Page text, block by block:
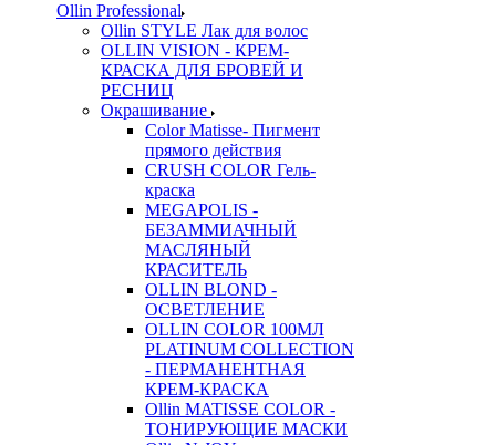
Ollin Professional
Ollin STYLE Лак для волос
OLLIN VISION - КРЕМ-
КРАСКА ДЛЯ БРОВЕЙ И
РЕСНИЦ
Окрашивание
Color Matisse- Пигмент
прямого действия
CRUSH COLOR Гель-
краска
MEGAPOLIS -
БЕЗАММИАЧНЫЙ
МАСЛЯНЫЙ
КРАСИТЕЛЬ
OLLIN BLOND -
ОСВЕТЛЕНИЕ
OLLIN COLOR 100МЛ
PLATINUM COLLECTION
- ПЕРМАНЕНТНАЯ
КРЕМ-КРАСКА
Ollin MATISSE COLOR -
ТОНИРУЮЩИЕ МАСКИ